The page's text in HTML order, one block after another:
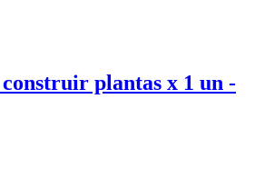
plantas x 1 un -